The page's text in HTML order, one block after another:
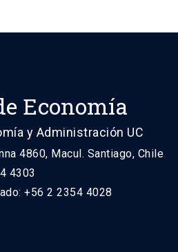
Economía
y Administración UC
4860, Macul. Santiago, Chile
4303
+56 2 2354 4028